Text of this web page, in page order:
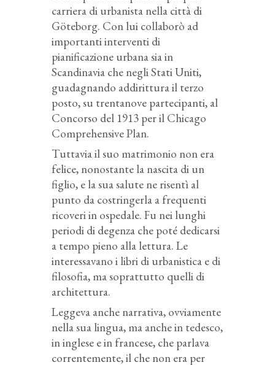
carriera di urbanista nella città di
Göteborg. Con lui collaborò ad
importanti interventi di
pianificazione urbana sia in
Scandinavia che negli Stati Uniti,
guadagnando addirittura il terzo
posto, su trentanove partecipanti, al
Concorso del 1913 per il Chicago
Comprehensive Plan.
Tuttavia il suo matrimonio non era
felice, nonostante la nascita di un
figlio, e la sua salute ne risentì al
punto da costringerla a frequenti
ricoveri in ospedale. Fu nei lunghi
periodi di degenza che poté dedicarsi
a tempo pieno alla lettura. Le
interessavano i libri di urbanistica e di
filosofia, ma soprattutto quelli di
architettura.
Leggeva anche narrativa, ovviamente
nella sua lingua, ma anche in tedesco,
in inglese e in francese, che parlava
correntemente, il che non era per